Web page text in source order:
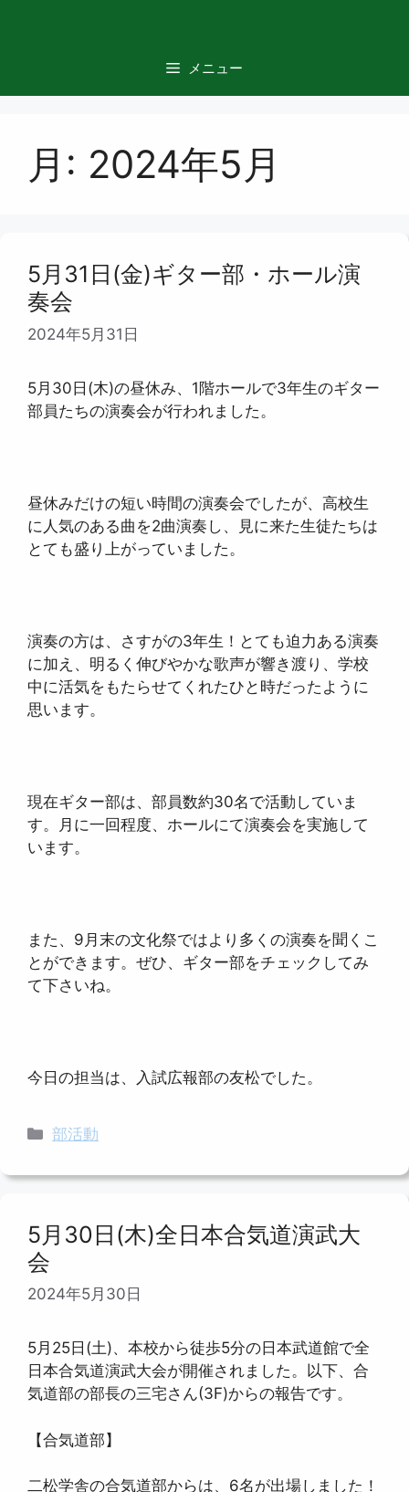
ツ
メニュー
月: 2024年5月
5月31日(金)ギター部・ホール演
奏会
2024年5月31日
5月30日(木)の昼休み、1階ホールで3年生のギター
部員たちの演奏会が行われました。
昼休みだけの短い時間の演奏会でしたが、高校生
に人気のある曲を2曲演奏し、見に来た生徒たちは
とても盛り上がっていました。
演奏の方は、さすがの3年生！とても迫力ある演奏
に加え、明るく伸びやかな歌声が響き渡り、学校
中に活気をもたらせてくれたひと時だったように
思います。
現在ギター部は、部員数約30名で活動していま
す。月に一回程度、ホールにて演奏会を実施して
います。
また、9月末の文化祭ではより多くの演奏を聞くこ
とができます。ぜひ、ギター部をチェックしてみ
て下さいね。
今日の担当は、入試広報部の友松でした。
カ
ゴ
ー
部活動
5月30日(木)全日本合気道演武大
会
2024年5月30日
5月25日(土)、本校から徒歩5分の日本武道館で全
日本合気道演武大会が開催されました。以下、合
気道部の部長の三宅さん(3F)からの報告です。
【合気道部】
二松学舎の合気道部からは、6名が出場しました！